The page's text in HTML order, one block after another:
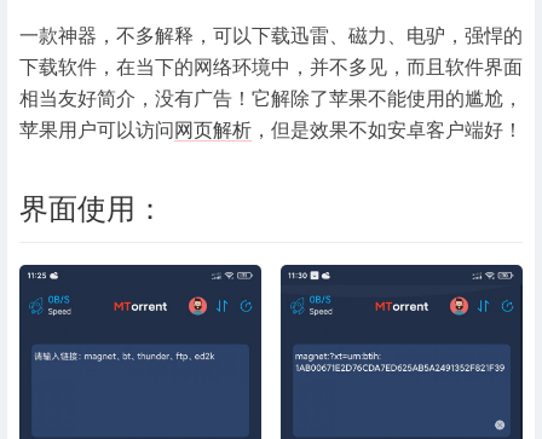
一款神器，不多解释，可以下载迅雷、磁力、电驴，强悍的
下载软件，在当下的网络环境中，并不多见，而且软件界面
相当友好简介，没有广告！它解除了苹果不能使用的尴尬，
苹果用户可以访问 网页解析 ，但是效果不如安卓客户端好！
界面使用：